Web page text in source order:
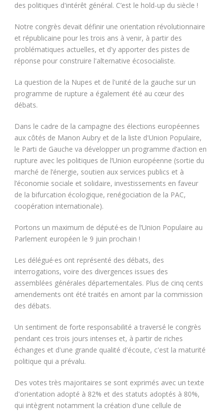
des politiques d'intérêt général. C’est le hold-up du siècle !
Notre congrès devait définir une orientation révolutionnaire
et républicaine pour les trois ans à venir, à partir des
problématiques actuelles, et d'y apporter des pistes de
réponse pour construire l'alternative écosocialiste.
La question de la Nupes et de l'unité de la gauche sur un
programme de rupture a également été au cœur des
débats.
Dans le cadre de la campagne des élections européennes
aux côtés de Manon Aubry et de la liste d'Union Populaire,
le Parti de Gauche va développer un programme d’action en
rupture avec les politiques de l’Union européenne (sortie du
marché de l’énergie, soutien aux services publics et à
l’économie sociale et solidaire, investissements en faveur
de la bifurcation écologique, renégociation de la PAC,
coopération internationale).
Portons un maximum de député·es de l’Union Populaire au
Parlement européen le 9 juin prochain !
Les délégué·es ont représenté des débats, des
interrogations, voire des divergences issues des
assemblées générales départementales. Plus de cinq cents
amendements ont été traités en amont par la commission
des débats.
Un sentiment de forte responsabilité a traversé le congrès
pendant ces trois jours intenses et, à partir de riches
échanges et d'une grande qualité d'écoute, c'est la maturité
politique qui a prévalu.
Des votes très majoritaires se sont exprimés avec un texte
d'orientation adopté à 82% et des statuts adoptés à 80%,
qui intègrent notamment la création d'une cellule de